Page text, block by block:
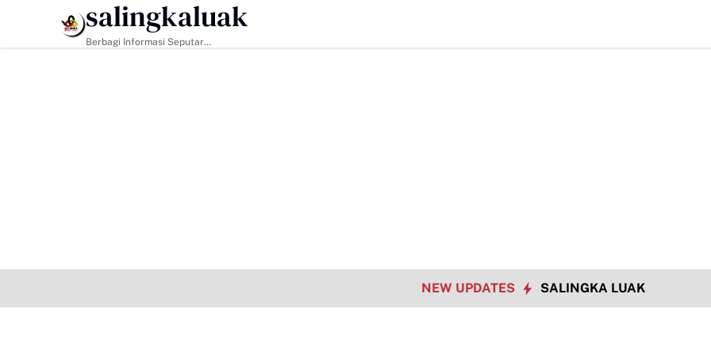
HEADLINE
salingkaluak
Berbagi Informasi Seputar
NEW UPDATES SALINGKA LUAK